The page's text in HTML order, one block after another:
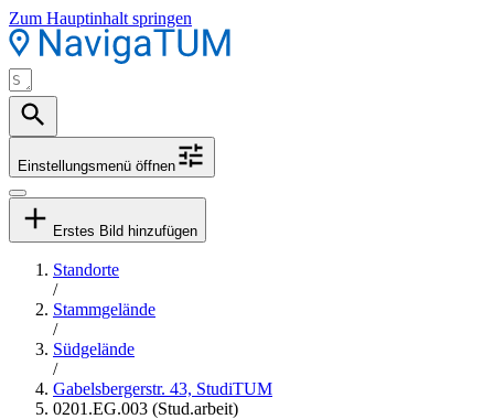
Zum Hauptinhalt springen
Einstellungsmenü öffnen
Erstes Bild hinzufügen
Standorte
/
Stammgelände
/
Südgelände
/
Gabelsbergerstr. 43, StudiTUM
0201.EG.003 (Stud.arbeit)